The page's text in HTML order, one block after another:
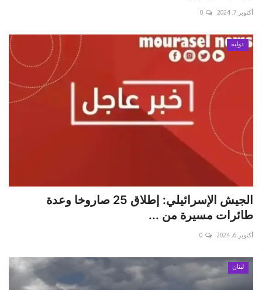
أكتوبر 7, 2024 0
دولية
الجيش الإسرائيلي: إطلاق 25 صاروخا وعدة
طائرات مسيرة من ...
أكتوبر 6, 2024 0
لبنان